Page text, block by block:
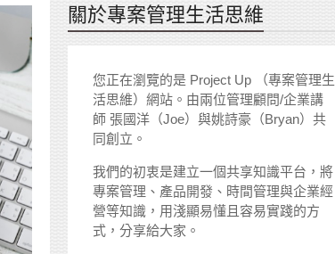
關於專案管理生活思維
您正在瀏覽的是 Project Up （專案管理生
活思維）網站。由兩位管理顧問/企業講
師 張國洋（Joe）與姚詩豪（Bryan）共
同創立。
我們的初衷是建立一個共享知識平台，將
專案管理、產品開發、時間管理與企業經
營等知識，用淺顯易懂且容易實踐的方
式，分享給大家。